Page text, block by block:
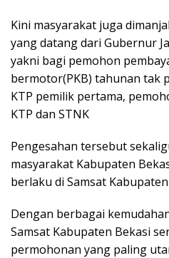
Kini masyarakat juga
yang datang dari Gubernur
yakni bagi pemohon
bermotor(PKB) tahunan tak
KTP pemilik pertama,
KTP dan STNK
Pengesahan tersebut
masyarakat Kabupaten
berlaku di Samsat
Dengan berbagai
Samsat Kabupaten Bekasi
permohonan yang paling